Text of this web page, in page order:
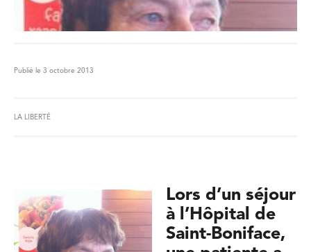
Publié le 3 octobre 2013
LA LIBERTÉ
Lors d’un séjour
à l’Hôpital de
Saint-Boniface,